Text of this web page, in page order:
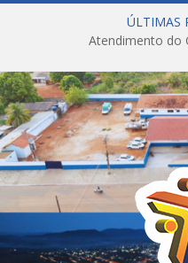
ÚLTIMAS
Atendimento do